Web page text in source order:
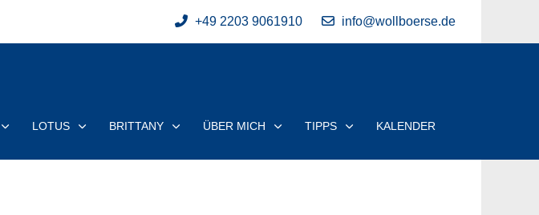
+49 2203 9061910 info@wollboerse.de
LOTUS BRITTANY ÜBER MICH TIPPS KALENDER